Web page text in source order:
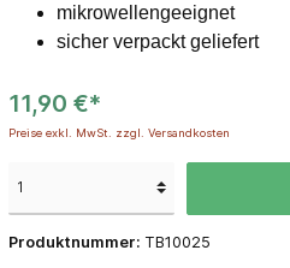
mikrowellengeeignet
sicher verpackt geliefert
11,90 €*
Preise exkl. MwSt. zzgl. Versandkosten
Produktnummer: TB10025